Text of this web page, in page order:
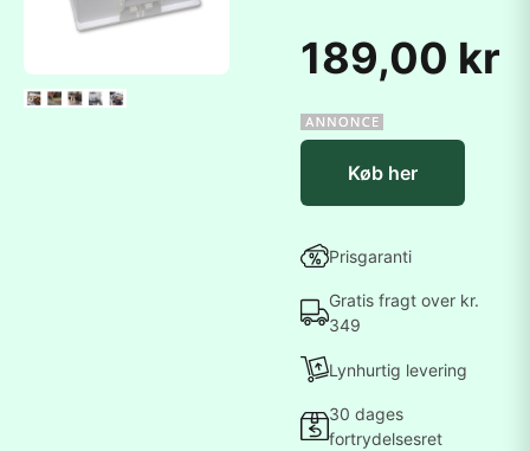
189,00 kr
Køb her
Prisgaranti
Gratis fragt over kr.
349
Lynhurtig levering
30 dages
fortrydelsesret